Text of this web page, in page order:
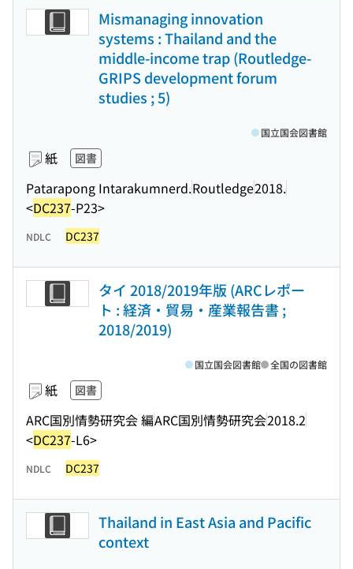
Mismanaging innovation
systems : Thailand and the
middle-income trap (Routledge-
GRIPS development forum
studies ; 5)
紙 図書
Patarapong Intarakumnerd.Routledge2018.
<DC237-P23>
国立国会図書館
NDLC DC237
タイ 2018/2019年版 (ARCレポー
ト : 経済・貿易・産業報告書 ;
2018/2019)
紙 図書
ARC国別情勢研究会 編ARC国別情勢研究会2018.2
<DC237-L6>
国立国会図書館 全国の図書館
NDLC DC237
Thailand in East Asia and Pacific
context